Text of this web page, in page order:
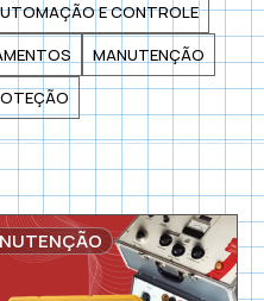
E CONTROLE
MANUTENÇÃO